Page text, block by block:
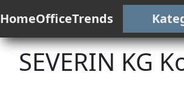
HomeOfficeTrends
SEVERIN KG